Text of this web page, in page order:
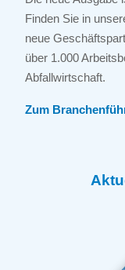
Finden Sie in
neue
über 1.000
Abfallwirtschaft.
Zum